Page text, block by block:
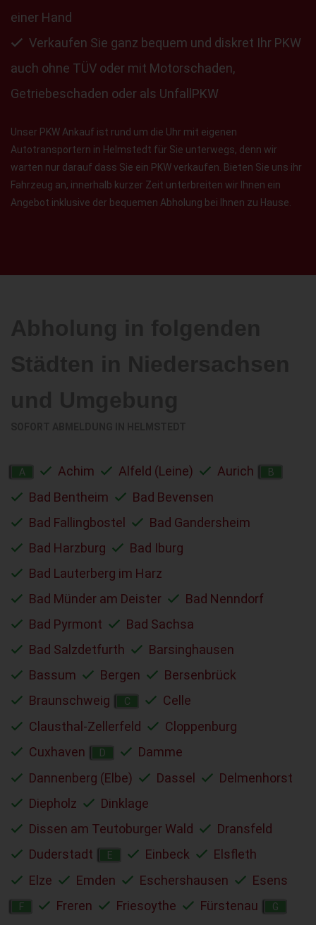
einer Hand
Verkaufen Sie ganz bequem und diskret Ihr PKW
auch ohne TÜV oder mit Motorschaden,
Getriebeschaden oder als UnfallPKW
Unser PKW Ankauf ist rund um die Uhr mit eigenen
Autotransportern in Helmstedt für Sie unterwegs, denn wir
warten nur darauf dass Sie ein PKW verkaufen. Bieten Sie uns ihr
Fahrzeug an, innerhalb kurzer Zeit unterbreiten wir Ihnen ein
Angebot inklusive der bequemen Abholung bei Ihnen zu Hause.
A Achim Alfeld (Leine) Aurich B
Bad Bentheim
Bad Bevensen
Bad Fallingbostel
Bad Gandersheim
Bad Harzburg
Bad Iburg
Bad Lauterberg im Harz
Bad Münder am Deister
Bad Nenndorf
Bad Pyrmont
Bad Sachsa
Bad Salzdetfurth
Barsinghausen
Bassum
Bergen
Bersenbrück
Braunschweig
C
Celle
Clausthal-Zellerfeld
Cloppenburg
Cuxhaven
D
Damme
Dannenberg (Elbe)
Dassel
Delmenhorst
Diepholz
Dinklage
Dissen am Teutoburger Wald
Dransfeld
Duderstadt
E Einbeck
Elsfleth
Elze
Emden Eschershausen Esens
F Freren Friesoythe Fürstenau G